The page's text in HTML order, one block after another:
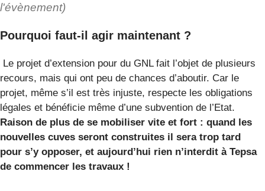
l'évènement)
Pourquoi faut-il agir maintenant ?
Le projet d’extension pour du GNL fait l’objet de plusieurs
recours, mais qui ont peu de chances d’aboutir. Car le
projet, même s’il est très injuste, respecte les obligations
légales et bénéficie même d’une subvention de l’Etat.
Raison de plus de se mobiliser vite et fort : quand les
nouvelles cuves seront construites il sera trop tard
pour s’y opposer, et aujourd’hui rien n’interdit à Tepsa
de commencer les travaux !